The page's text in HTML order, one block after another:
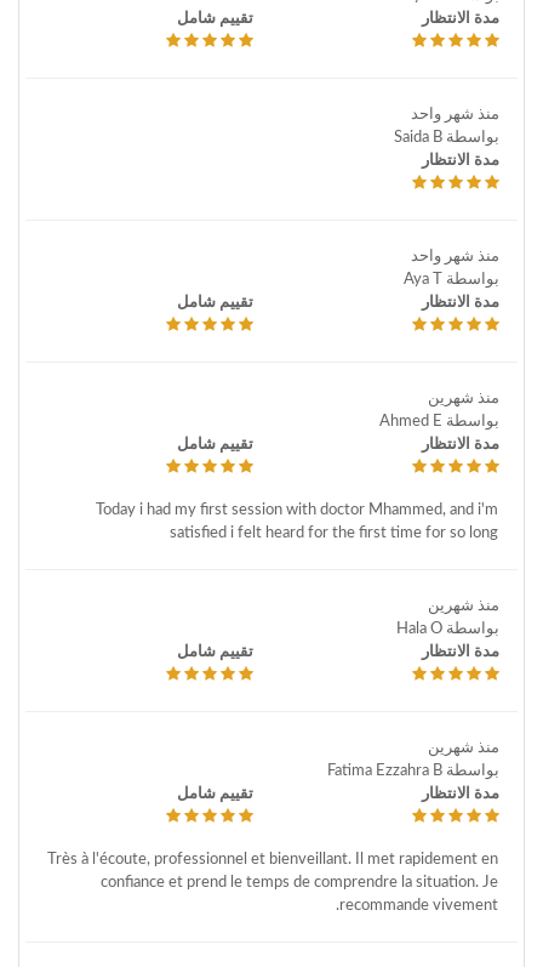
مدة الانتظار
تقييم شامل
منذ شهر واحد
بواسطة Saida B
مدة الانتظار
منذ شهر واحد
بواسطة Aya T
مدة الانتظار
تقييم شامل
منذ شهرين
بواسطة Ahmed E
مدة الانتظار
تقييم شامل
Today i had my first session with doctor Mhammed, and i'm
satisfied i felt heard for the first time for so long
منذ شهرين
بواسطة Hala O
مدة الانتظار
تقييم شامل
منذ شهرين
بواسطة Fatima Ezzahra B
مدة الانتظار
تقييم شامل
Très à l'écoute, professionnel et bienveillant. Il met rapidement en
confiance et prend le temps de comprendre la situation. Je
recommande vivement.